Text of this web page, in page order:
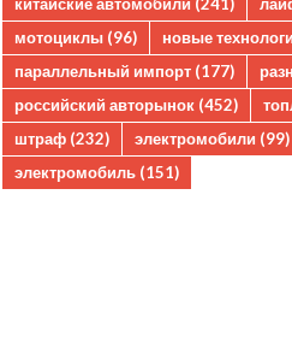
мотоциклы (96) новые
параллельный импорт (177)
российский авторынок (452)
штраф (232) электромобили (99)
электромобиль (151)